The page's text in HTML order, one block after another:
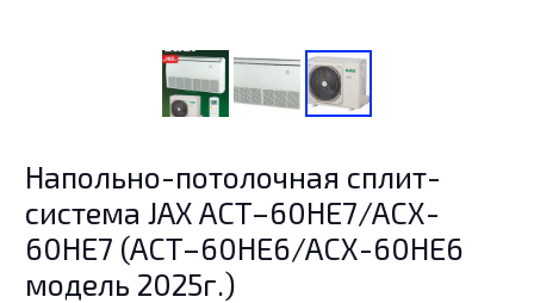
Напольно-потолочная сплит-
система JAX ACT–60HE7/ACX-
60HE7 (ACT–60HE6/ACX-60HE6
модель 2025г.)